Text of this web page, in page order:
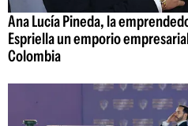
Ana Lucía Pineda, la
Espriella un emporio
Colombia